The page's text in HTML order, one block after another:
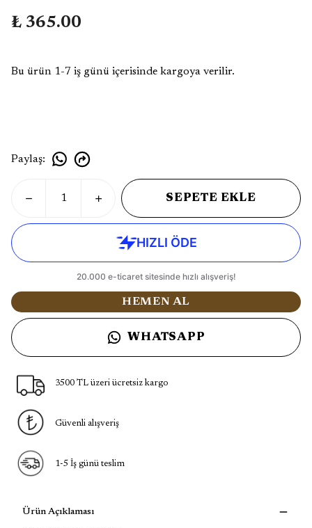
₺ 365.00
Bu ürün 1-7 iş günü içerisinde kargoya verilir.
Paylaş:
SEPETE EKLE
HEMEN AL
WHATSAPP
3500 TL üzeri ücretsiz kargo
Güvenli alışveriş
1-5 İş günü teslim
Ürün Açıklaması